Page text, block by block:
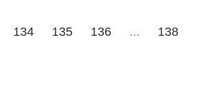
134 135 136 ... 138